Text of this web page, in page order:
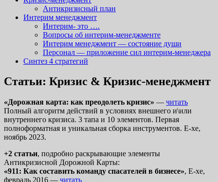
Антикризисный план
Интерим менеджмент
Интерим- это ….
Вопросы об интерим-менеджменте
Интерим менеджмент — состояние души
Персонал — приложение сил интерим-менеджера
Синтез 4 стратегий
Статьи: Кризис & Кризис-менеджмент
«Дорожная карта: как преодолеть кризис» — читать
Полный алгоритм действий в условиях внешнего и\или
внутреннего кризиса. 3 тапа и 10 элементов. Первая
полноформатная и уникальная сборка инструментов. E-xe,
ноябрь 2023.
+2 статьи, подробно раскрывающие элементы
Антикризисной Дорожной Карты:
«911: Как составить команду спасателей в бизнесе», E-xe,
февраль 2016 — читать